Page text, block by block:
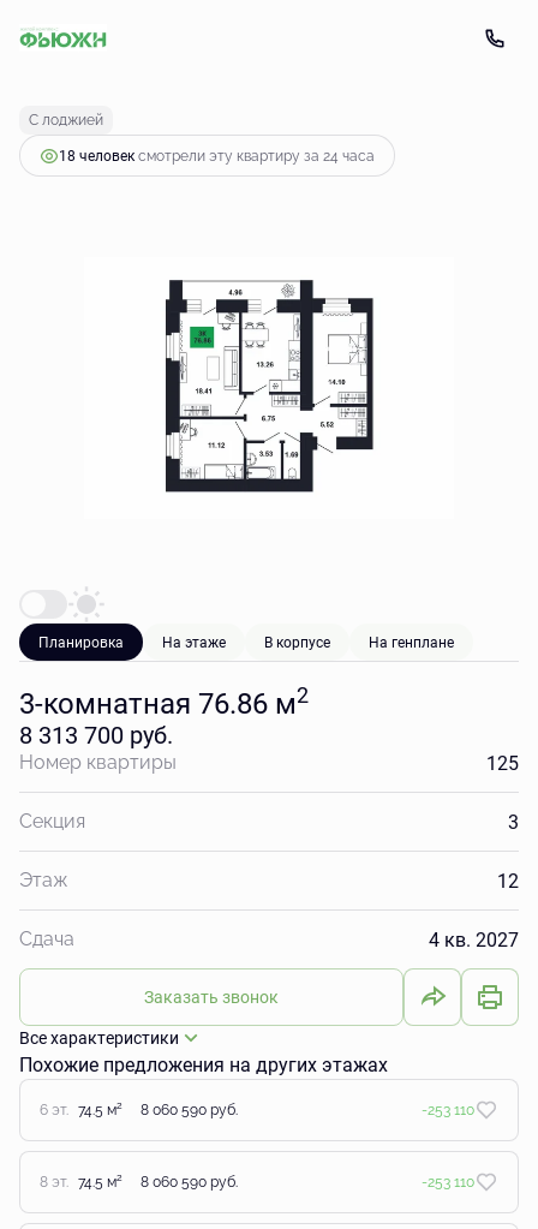
3-комнатная 8 313 700 руб.
С лоджией
18 человек смотрели эту квартиру за 24 часа
Планировка На этаже В корпусе На генплане
3-комнатная 76.86 м2
8 313 700 руб.
Номер квартиры 125
Секция 3
Этаж 12
Сдача 4 кв. 2027
Заказать звонок
Все характеристики
Похожие предложения на других этажах
6 эт. 74.5 м2 8 060 590 руб. -253 110
8 эт. 74.5 м2 8 060 590 руб. -253 110